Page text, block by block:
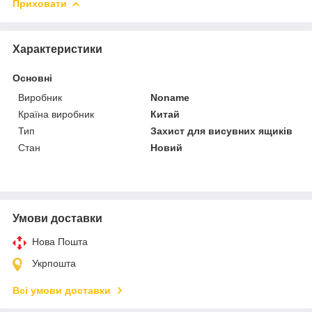
Приховати
Характеристики
Основні
Виробник
Noname
Країна виробник
Китай
Тип
Захист для висувних ящиків
Стан
Новий
Умови доставки
Нова Пошта
Укрпошта
Всі умови доставки